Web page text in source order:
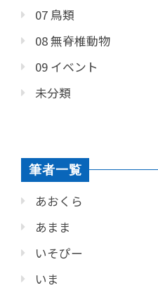
07 鳥類
08 無脊椎動物
09 イベント
未分類
筆者一覧
あおくら
あまま
いそぴー
いま